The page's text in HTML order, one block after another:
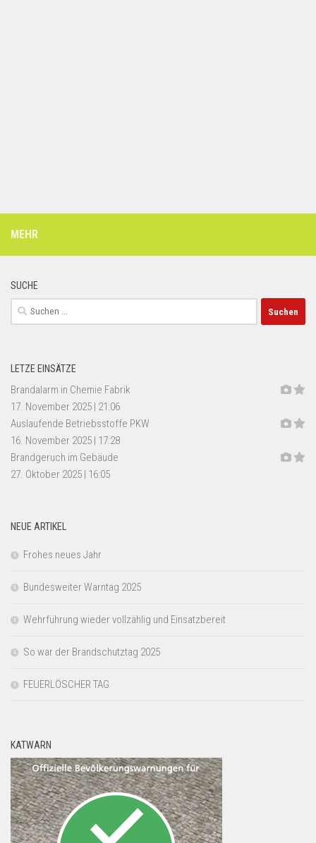
MEHR
SUCHE
Suchen
nach:
LETZE EINSÄTZE
Brandalarm in Chemie Fabrik
17. November 2025 | 21:06
Auslaufende Betriebsstoffe PKW
16. November 2025 | 17:28
Brandgeruch im Gebäude
27. Oktober 2025 | 16:05
NEUE ARTIKEL
Frohes neues Jahr
Bundesweiter Warntag 2025
Wehrführung wieder vollzählig und Einsatzbereit
So war der Brandschutztag 2025
FEUERLÖSCHER TAG
KATWARN